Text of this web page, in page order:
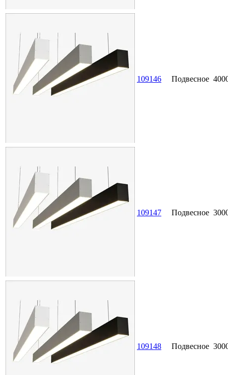
109146 Подвесное
109147 Подвесное
109148 Подвесное